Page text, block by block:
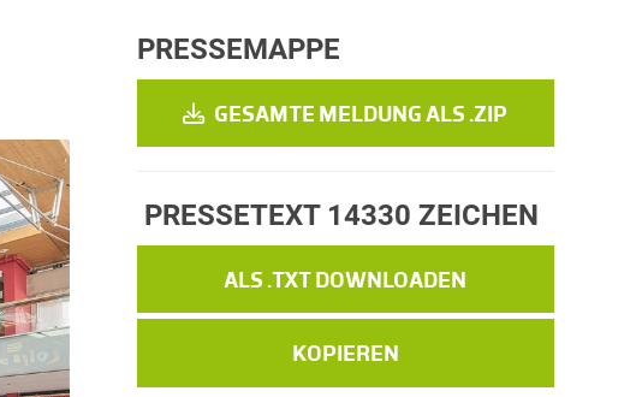
PRESSEMAPPE
GESAMTE MELDUNG ALS .ZIP
PRESSETEXT 14330 ZEICHEN
ALS .TXT DOWNLOADEN
KOPIEREN